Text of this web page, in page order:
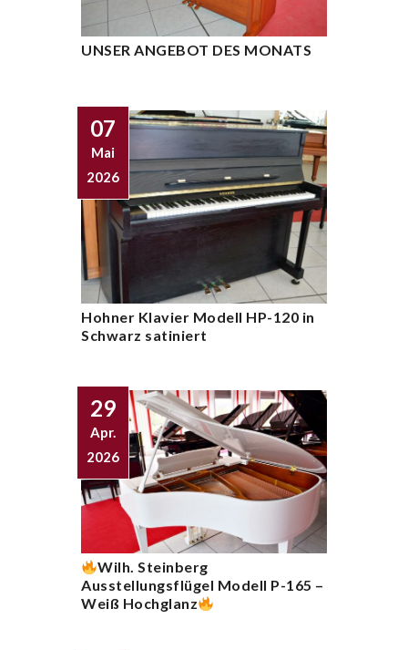
UNSER ANGEBOT DES MONATS
07
Mai
2026
Hohner Klavier Modell HP-120 in
Schwarz satiniert
29
Apr.
2026
Wilh. Steinberg
Ausstellungsflügel Modell P-165 –
Weiß Hochglanz